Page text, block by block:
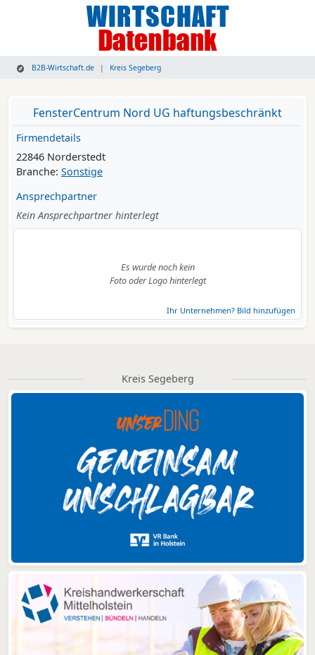
B2B-Wirtschaft.de Kreis Segeberg
FensterCentrum Nord UG haftungsbeschränkt
Firmendetails
22846 Norderstedt
Branche: Sonstige
Ansprechpartner
Kein Ansprechpartner hinterlegt
Es wurde noch kein
Foto oder Logo hinterlegt
Ihr Unternehmen? Bild hinzufügen
Kreis Segeberg